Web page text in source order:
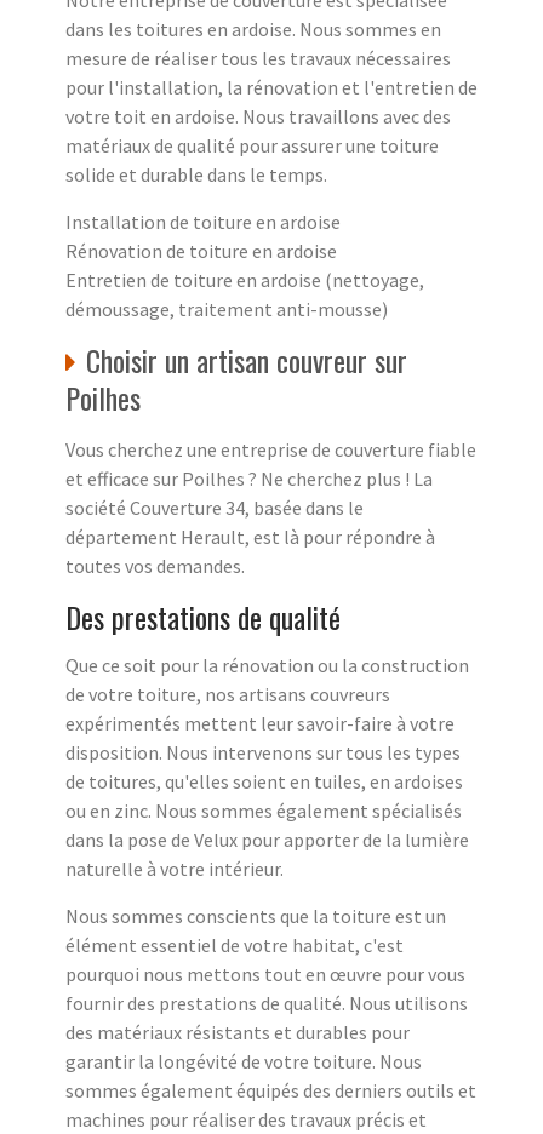
dans les toitures en ardoise. Nous sommes en
mesure de réaliser tous les travaux nécessaires
pour l'installation, la rénovation et l'entretien de
votre toit en ardoise. Nous travaillons avec des
matériaux de qualité pour assurer une toiture
solide et durable dans le temps.
Installation de toiture en ardoise
Rénovation de toiture en ardoise
Entretien de toiture en ardoise (nettoyage,
démoussage, traitement anti-mousse)
Choisir un artisan couvreur sur
Poilhes
Vous cherchez une entreprise de couverture fiable
et efficace sur Poilhes ? Ne cherchez plus ! La
société Couverture 34, basée dans le
département Herault, est là pour répondre à
toutes vos demandes.
Des prestations de qualité
Que ce soit pour la rénovation ou la construction
de votre toiture, nos artisans couvreurs
expérimentés mettent leur savoir-faire à votre
disposition. Nous intervenons sur tous les types
de toitures, qu'elles soient en tuiles, en ardoises
ou en zinc. Nous sommes également spécialisés
dans la pose de Velux pour apporter de la lumière
naturelle à votre intérieur.
Nous sommes conscients que la toiture est un
élément essentiel de votre habitat, c'est
pourquoi nous mettons tout en œuvre pour vous
fournir des prestations de qualité. Nous utilisons
des matériaux résistants et durables pour
garantir la longévité de votre toiture. Nous
sommes également équipés des derniers outils et
machines pour réaliser des travaux précis et